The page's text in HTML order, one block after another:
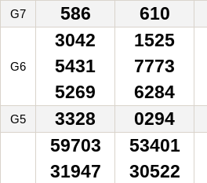
G7 586 610
G6
3042
5431
5269
1525
7773
6284
G5 3328 0294
59703
31947
53401
30522